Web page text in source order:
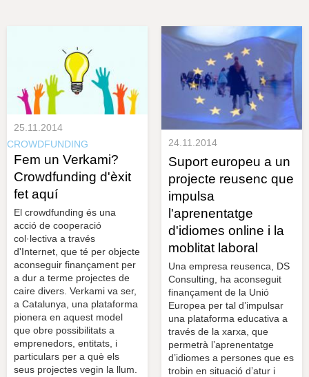
u
s
c
a
u
25.11.2014
CROWDFUNDING
Fem un Verkami?
Crowdfunding d'èxit
fet aquí
El crowdfunding és una
acció de cooperació
col·lectiva a través
d'Internet, que té per objecte
aconseguir finançament per
a dur a terme projectes de
caire divers. Verkami va ser,
a Catalunya, una plataforma
pionera en aquest model
que obre possibilitats a
emprenedors, entitats, i
particulars per a què els
seus projectes vegin la llum.
24.11.2014
Suport europeu a un
projecte reusenc que
impulsa
l'aprenentatge
d'idiomes online i la
moblitat laboral
Una empresa reusenca, DS
Consulting, ha aconseguit
finançament de la Unió
Europea per tal d’impulsar
una plataforma educativa a
través de la xarxa, que
permetrà l’aprenentatge
d’idiomes a persones que es
trobin en situació d’atur i